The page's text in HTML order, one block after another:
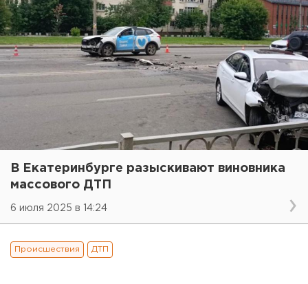
В Екатеринбурге разыскивают виновника
массового ДТП
6 июля 2025 в 14:24
Происшествия ДТП